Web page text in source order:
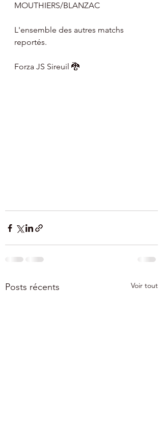
MOUTHIERS/BLANZAC
L'ensemble des autres matchs
reportés.
Forza JS Sireuil 🐉
Posts récents Voir tout